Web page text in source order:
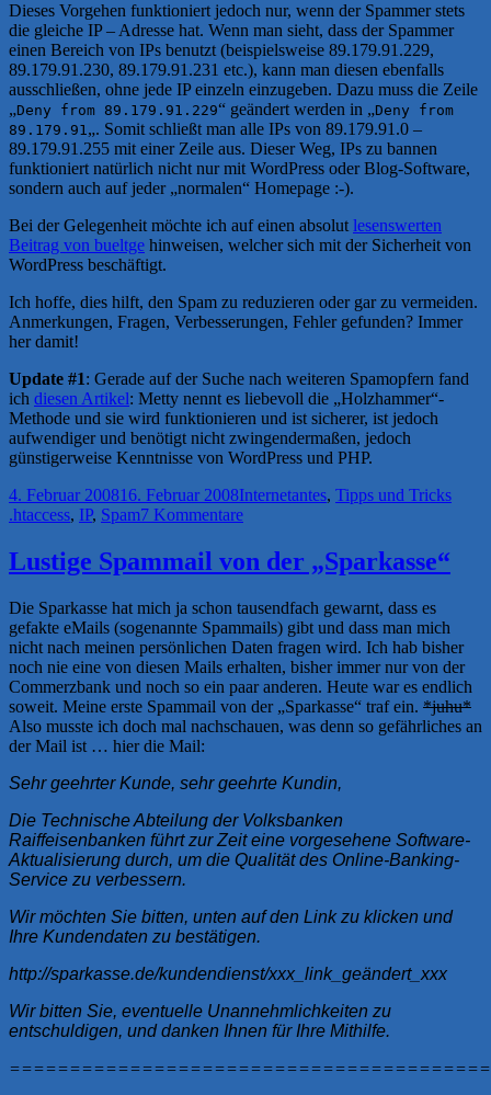
Dieses Vorgehen funktioniert jedoch nur, wenn der Spammer stets
die gleiche IP – Adresse hat. Wenn man sieht, dass der Spammer
einen Bereich von IPs benutzt (beispielsweise 89.179.91.229,
89.179.91.230, 89.179.91.231 etc.), kann man diesen ebenfalls
ausschließen, ohne jede IP einzeln einzugeben. Dazu muss die Zeile
„Deny from 89.179.91.229“ geändert werden in „Deny from
89.179.91„. Somit schließt man alle IPs von 89.179.91.0 –
89.179.91.255 mit einer Zeile aus. Dieser Weg, IPs zu bannen
funktioniert natürlich nicht nur mit WordPress oder Blog-Software,
sondern auch auf jeder „normalen“ Homepage :-).
Bei der Gelegenheit möchte ich auf einen absolut lesenswerten
Beitrag von bueltge hinweisen, welcher sich mit der Sicherheit von
WordPress beschäftigt.
Ich hoffe, dies hilft, den Spam zu reduzieren oder gar zu vermeiden.
Anmerkungen, Fragen, Verbesserungen, Fehler gefunden? Immer
her damit!
Update #1: Gerade auf der Suche nach weiteren Spamopfern fand
ich diesen Artikel: Metty nennt es liebevoll die „Holzhammer“-
Methode und sie wird funktionieren und ist sicherer, ist jedoch
aufwendiger und benötigt nicht zwingendermaßen, jedoch
günstigerweise Kenntnisse von WordPress und PHP.
Veröffentlicht
am
4. Februar 200816. Februar 2008Kategorien
Internetantes, Tipps und Tricks
Schlagwörter
.htaccess, IP, Spam7 Kommentarezu
blockieren,
die
der
gleichen
IP
stammen
Lustige Spammail von der „Sparkasse“
Die Sparkasse hat mich ja schon tausendfach gewarnt, dass es
gefakte eMails (sogenannte Spammails) gibt und dass man mich
nicht nach meinen persönlichen Daten fragen wird. Ich hab bisher
noch nie eine von diesen Mails erhalten, bisher immer nur von der
Commerzbank und noch so ein paar anderen. Heute war es endlich
soweit. Meine erste Spammail von der „Sparkasse“ traf ein. *juhu*
Also musste ich doch mal nachschauen, was denn so gefährliches an
der Mail ist … hier die Mail:
Sehr geehrter Kunde, sehr geehrte Kundin,
Die Technische Abteilung der Volksbanken
Raiffeisenbanken führt zur Zeit eine vorgesehene Software-
Aktualisierung durch, um die Qualität des Online-Banking-
Service zu verbessern.
Wir möchten Sie bitten, unten auf den Link zu klicken und
Ihre Kundendaten zu bestätigen.
http://sparkasse.de/kundendienst/xxx_link_geändert_xxx
Wir bitten Sie, eventuelle Unannehmlichkeiten zu
entschuldigen, und danken Ihnen für Ihre Mithilfe.